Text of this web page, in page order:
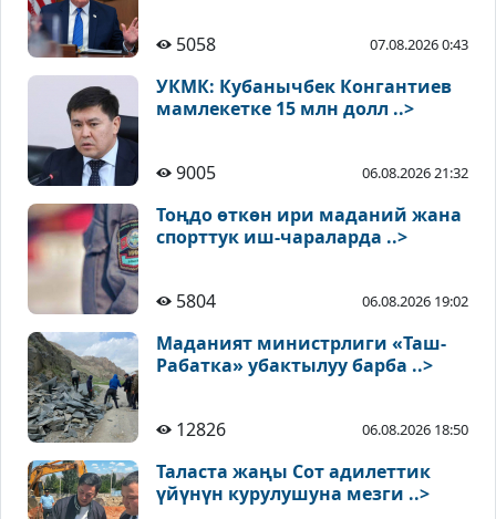
5058 07.08.2026 0:43
УКМК: Кубанычбек Конгантиев
мамлекетке 15 млн долл ..>
9005 06.08.2026 21:32
Тоңдо өткөн ири маданий жана
спорттук иш-чараларда ..>
5804 06.08.2026 19:02
Маданият министрлиги «Таш-
Рабатка» убактылуу барба ..>
12826 06.08.2026 18:50
Таласта жаңы Сот адилеттик
үйүнүн курулушуна мезги ..>